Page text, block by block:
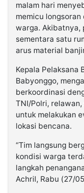
malam hari
memicu
warga. Akibatnya,
sementara satu
arus material
Kepala Pelaksana
Babyonggo,
berkoordinasi
TNI/Polri,
untuk melakukan
lokasi bencana.
“Tim langsung
kondisi warga
langkah
Achril, Rabu (27/